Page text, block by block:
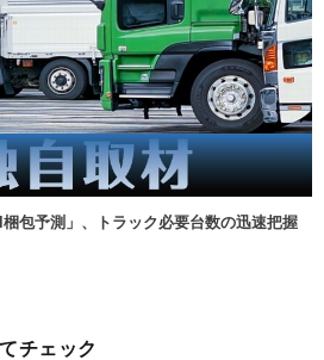
梱包予測」、トラック必要台数の迅速把握
チェック